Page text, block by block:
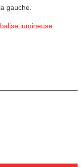
gauche.
lumineuse